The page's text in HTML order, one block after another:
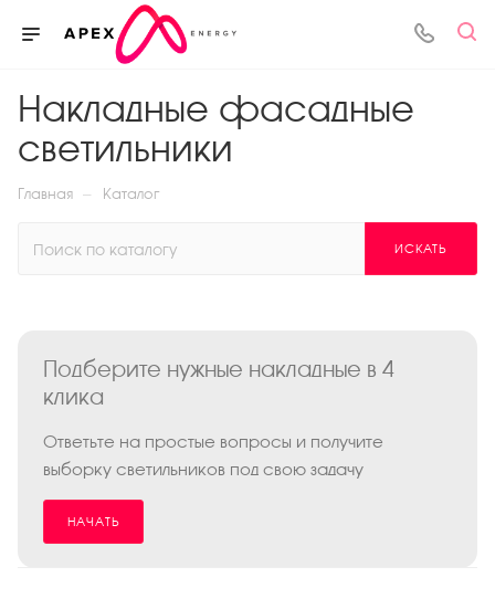
Накладные фасадные
светильники
Главная — Каталог
ИСКАТЬ
Подберите нужные накладные в 4
клика
Ответьте на простые вопросы и получите
выборку светильников под свою задачу
НАЧАТЬ